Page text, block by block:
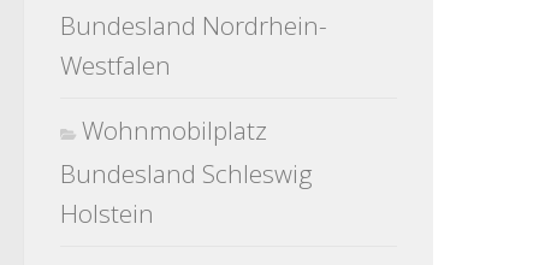
Bundesland Nordrhein-
Westfalen
Wohnmobilplatz
Bundesland Schleswig
Holstein